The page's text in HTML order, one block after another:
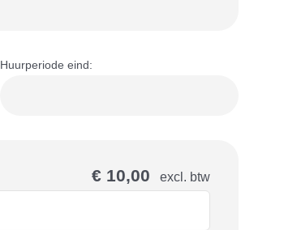
Huurperiode eind:
€ 10,00 excl. btw